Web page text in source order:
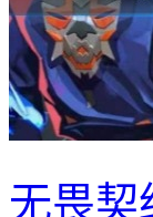
无畏契